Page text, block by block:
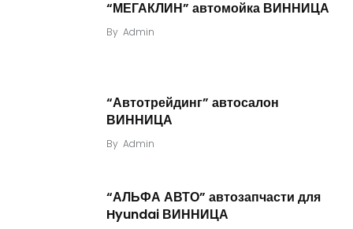
“МЕГАКЛИН” автомойка ВИННИЦА
By Admin
“Автотрейдинг” автосалон
ВИННИЦА
By Admin
“АЛЬФА АВТО” автозапчасти для
Hyundai ВИННИЦА